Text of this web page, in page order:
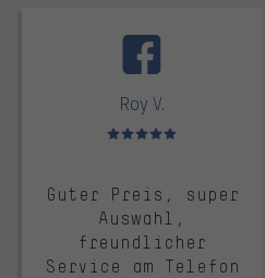
Roy V.
Bewertungen: 5 von 5
Guter Preis, super
Auswahl,
freundlicher
Service am Telefon